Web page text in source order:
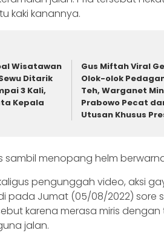
kaki kanannya.
Wisatawan
Ditarik
3 Kali,
Kepala
Gus Miftah Viral
Olok-olok
Teh, Warganet
Prabowo Pecat
Utusan Khusus
sambil menopang helm
pengunggah video, aksi
pada Jumat (05/08/2022) sore
karena merasa miris
jalan.